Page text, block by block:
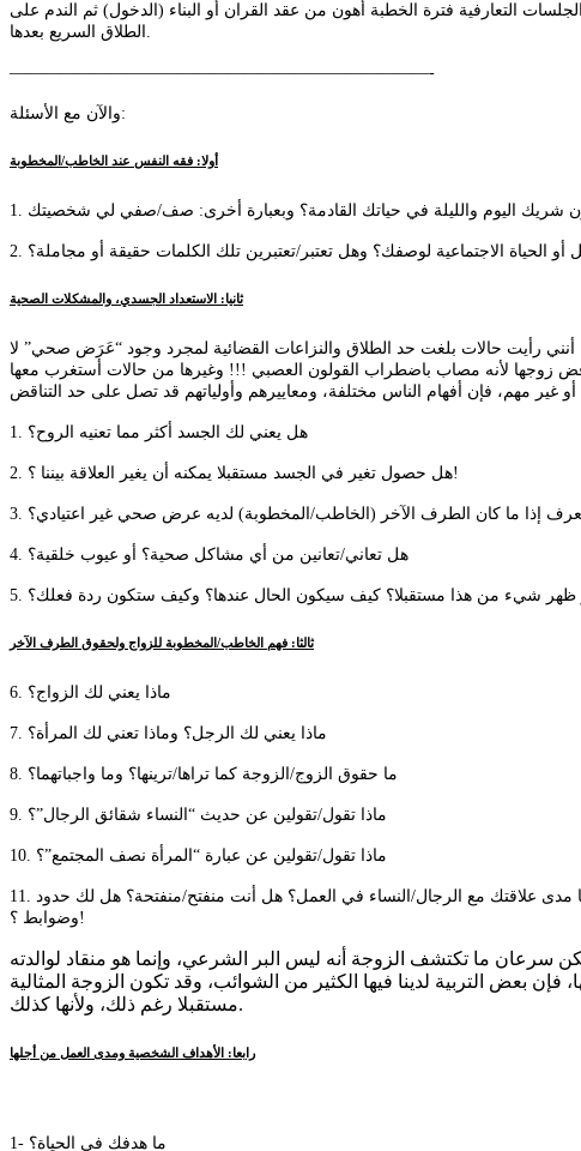
التعارفية فترة الخطبة أهون من عقد القران أو البناء (الدخول) ثم الندم على
الطلاق السريع بعدها.
—————————————————————————-
والآن مع الأسئلة:
أولا: فقه النفس عند الخاطب/المخطوبة
الحياة الاجتماعية لوصفك؟ وهل تعتبر/تعتبرين تلك الكلمات حقيقة أو مجاملة؟
ثانيا: الاستعداد الجسدي، والمشكلات الصحية
رأيت حالات بلغت حد الطلاق والنزاعات القضائية لمجرد وجود “عَرَض صحي” لا
ترفض زوجها لأنه مصاب باضطراب القولون العصبي !!! وغيرها من حالات أستغرب معها
1. هل يعني لك الجسد أكثر مما تعنيه الروح؟
2. هل حصول تغير في الجسد مستقبلا يمكنه أن يغير العلاقة بيننا ؟!
إذا ما كان الطرف الآخر (الخاطب/المخطوبة) لديه عرض صحي غير اعتيادي؟
4. هل تعاني/تعانين من أي مشاكل صحية؟ أو عيوب خلقية؟
لو ظهر شيء من هذا مستقبلا؟ كيف سيكون الحال عندها؟ وكيف ستكون ردة فعلك؟
ثالثا: فهم الخاطب/المخطوبة للزواج ولحقوق الطرف الآخر
6. ماذا يعني لك الزواج؟
7. ماذا يعني لك الرجل؟ وماذا تعني لك المرأة؟
8. ما حقوق الزوج/الزوجة كما تراها/ترينها؟ وما واجباتهما؟
9. ماذا تقول/تقولين عن حديث “النساء شقائق الرجال”؟
10. ماذا تقول/تقولين عن عبارة “المرأة نصف المجتمع”؟
11. حدثني/حدثيني عن تعاملك اليومي في بيتك مع أشقائك/شقيقاتك ووالدك/والدتك: هل تساعدهم/تساعدينهم في أعمال المنزل؟ هل تطبخ/تطبخين؟ ما مدى علاقتك مع الرجال/النساء في العمل؟ هل أنت منفتح/منفتحة؟ هل لك حدود
وضوابط ؟!
سرعان ما تكتشف الزوجة أنه ليس البر الشرعي، وإنما هو منقاد لوالدته
فإن بعض التربية لدينا فيها الكثير من الشوائب، وقد تكون الزوجة المثالية
مستقبلا رغم ذلك، ولأنها كذلك.
رابعا: الأهداف الشخصية ومدى العمل من أجلها
1- ما هدفك في الحياة؟